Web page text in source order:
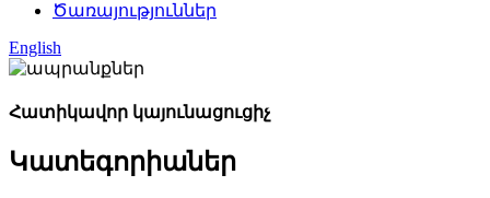
Ծառայություններ
English
Հատիկավոր կայունացուցիչ
Կատեգորիաներ